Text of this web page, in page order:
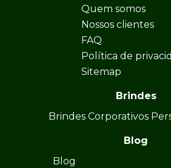
Quem somos
Nossos clientes
FAQ
Política de
Sitemap
Brindes
Brindes Corporativos
Blog
Blog